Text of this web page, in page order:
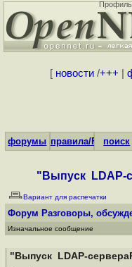
[ новости/+++
форумы правила/FAQпоиск
"Выпуск LDAP-
Вариант для распечатки
Форум Разговоры,
Изначальное сообщение
"Выпуск LDAP-